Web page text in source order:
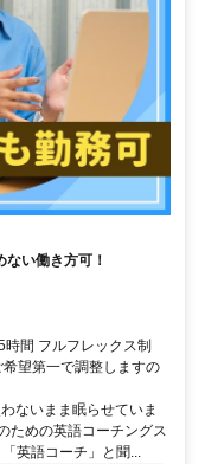
い働き方可！
間 フルフレックス制
望第一で調整しますの
ないまま眠らせていま
ための英語コーチングス
英語コーチ」と聞...